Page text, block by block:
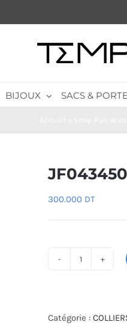
BIJOUX SACS &
300.000 DT
Catégorie :